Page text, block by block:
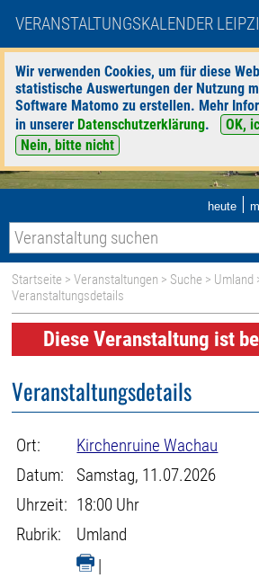
VERANSTALTUNGSKALENDER
Wir verwenden Cookies, um für diese
statistische Auswertungen der Nutzung
Software Matomo zu erstellen. Mehr
in unserer Datenschutzerklärung.
OK,
Nein, bitte nicht
heute |
Startseite >Veranstaltungen > Suche > Umland
Veranstaltungsdetails
Diese Veranstaltung ist
Veranstaltungsdetails
Ort:
Kirchenruine Wachau
Datum:
Samstag, 11.07.2026
Uhrzeit: 18:00 Uhr
Rubrik:
Umland
|